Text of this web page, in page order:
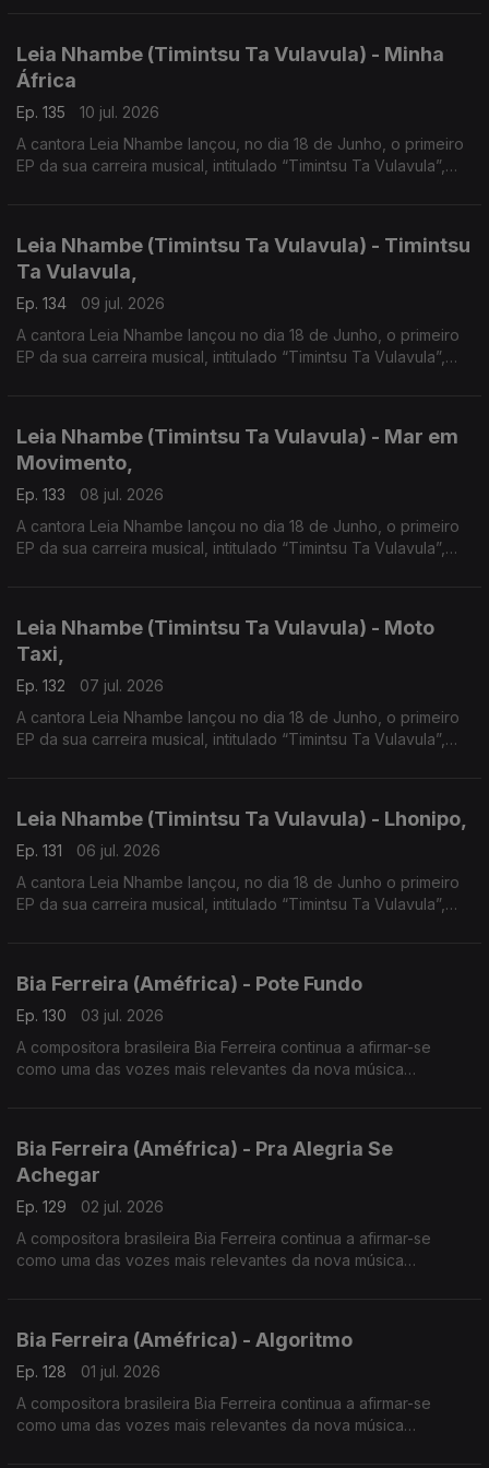
Leia Nhambe (Timintsu Ta Vulavula) - Minha
África
Ep. 135
10 jul. 2026
A cantora Leia Nhambe lançou, no dia 18 de Junho, o primeiro
EP da sua carreira musical, intitulado “Timintsu Ta Vulavula”,
Leia Nhambe (Timintsu Ta Vulavula) - Timintsu
Ta Vulavula,
Ep. 134
09 jul. 2026
A cantora Leia Nhambe lançou no dia 18 de Junho, o primeiro
EP da sua carreira musical, intitulado “Timintsu Ta Vulavula”,
Leia Nhambe (Timintsu Ta Vulavula) - Mar em
Movimento,
Ep. 133
08 jul. 2026
A cantora Leia Nhambe lançou no dia 18 de Junho, o primeiro
EP da sua carreira musical, intitulado “Timintsu Ta Vulavula”,
Leia Nhambe (Timintsu Ta Vulavula) - Moto
Taxi,
Ep. 132
07 jul. 2026
A cantora Leia Nhambe lançou no dia 18 de Junho, o primeiro
EP da sua carreira musical, intitulado “Timintsu Ta Vulavula”,
Leia Nhambe (Timintsu Ta Vulavula) - Lhonipo,
Ep. 131
06 jul. 2026
A cantora Leia Nhambe lançou, no dia 18 de Junho o primeiro
EP da sua carreira musical, intitulado “Timintsu Ta Vulavula”,
Bia Ferreira (Améfrica) - Pote Fundo
Ep. 130
03 jul. 2026
A compositora brasileira Bia Ferreira continua a afirmar-se
como uma das vozes mais relevantes da nova música
Bia Ferreira (Améfrica) - Pra Alegria Se
Achegar
Ep. 129
02 jul. 2026
A compositora brasileira Bia Ferreira continua a afirmar-se
como uma das vozes mais relevantes da nova música
Bia Ferreira (Améfrica) - Algoritmo
Ep. 128
01 jul. 2026
A compositora brasileira Bia Ferreira continua a afirmar-se
como uma das vozes mais relevantes da nova música